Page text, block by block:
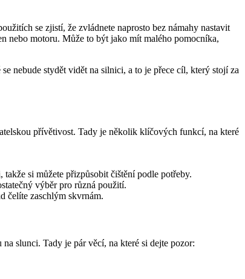
se zjistí, že zvládnete naprosto bez námahy nastavit
nebo motoru. Může to být jako mít malého pomocníka,
nebude stydět vidět na silnici, a to je přece cíl, který stojí za
přívětivost. Tady je několik klíčových funkcí, na které
si můžete přizpůsobit čištění podle potřeby.
výběr pro různá použití.
čelíte zaschlým skvrnám.
slunci. Tady je pár věcí, na které si dejte pozor: